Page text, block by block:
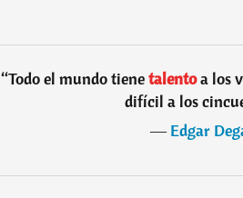
“Todo el mundo tienetalentoa los
difícil a los
―Edgar